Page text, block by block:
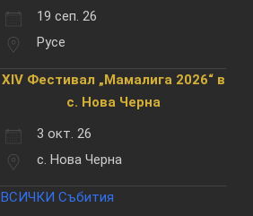
19 сеп. 26
Русе
XIV Фестивал „Мамалига 2026“ в
с. Нова Черна
3 окт. 26
с. Нова Черна
ВСИЧКИ Събития